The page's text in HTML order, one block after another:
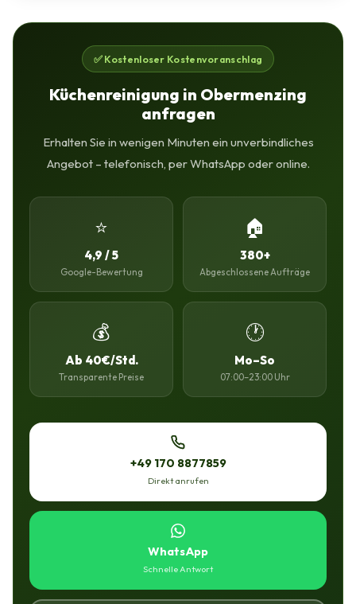
✅ Kostenloser Kostenvoranschlag
Küchenreinigung in Obermenzing
anfragen
Erhalten Sie in wenigen Minuten ein unverbindliches
Angebot – telefonisch, per WhatsApp oder online.
⭐
4,9 / 5
Google-Bewertung
🏠
380+
Abgeschlossene Aufträge
💰
Ab 40€/Std.
Transparente Preise
🕐
Mo–So
07:00–23:00 Uhr
+49 170 8877859
Direkt anrufen
WhatsApp
Schnelle Antwort